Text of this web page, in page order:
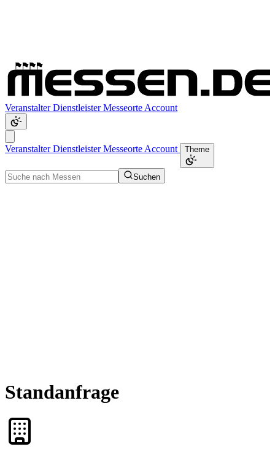
VeranstalterDienstleisterMesseorte Account
VeranstalterDienstleisterMesseorte Account Theme
Suchen
Standanfrage